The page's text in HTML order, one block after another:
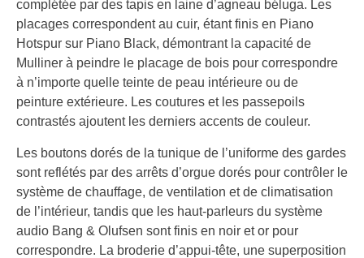
complétée par des tapis en laine d’agneau béluga. Les
placages correspondent au cuir, étant finis en Piano
Hotspur sur Piano Black, démontrant la capacité de
Mulliner à peindre le placage de bois pour correspondre
à n’importe quelle teinte de peau intérieure ou de
peinture extérieure. Les coutures et les passepoils
contrastés ajoutent les derniers accents de couleur.
Les boutons dorés de la tunique de l’uniforme des gardes
sont reflétés par des arrêts d’orgue dorés pour contrôler le
système de chauffage, de ventilation et de climatisation
de l’intérieur, tandis que les haut-parleurs du système
audio Bang & Olufsen sont finis en noir et or pour
correspondre. La broderie d’appui-tête, une superposition